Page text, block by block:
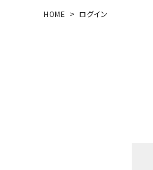
ログイン
HOME ログイン